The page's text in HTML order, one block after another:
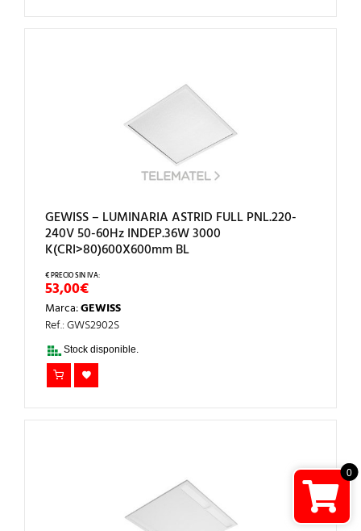
GEWISS – LUMINARIA ASTRID FULL PNL.220-
240V 50-60Hz INDEP.36W 3000
K(CRI>80)600X600mm BL
53,00€
Marca:GEWISS
Ref.: GWS2902S
Stock disponible.
0